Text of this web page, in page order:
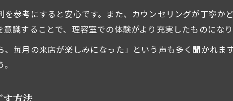
理容室選びで重視したい楽しみ方のコツ
理容室をより楽しくするための利用術とは
参考にすると安心です。また、カウンセリングが丁寧か
識することで、理容室での体験がより充実したものにな
毎月の来店が楽しみになった」という声も多く聞かれま